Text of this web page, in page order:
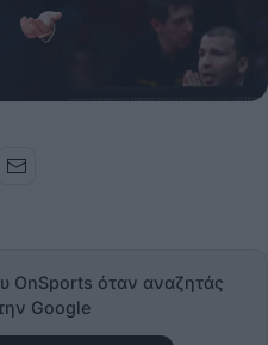
OnSports όταν αναζητάς
Google